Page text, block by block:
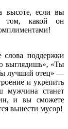
высоте, если вы
том, какой он
поддержки
выглядишь», «Ты
лучший отец» —
и укрепить
мужчина станет
и вы сможете
вынести мусор!